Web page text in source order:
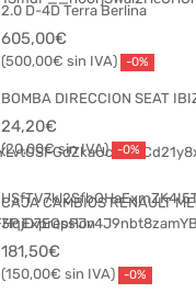
2.0 D-4D Terra Berlina
605,00€
500,00€ -0%
BOMBA DIRECCION SEAT
24,20€
20,00€ -0%
CAJA CAMBIOS RENAULT
3P Expression
181,50€
150,00€ -0%